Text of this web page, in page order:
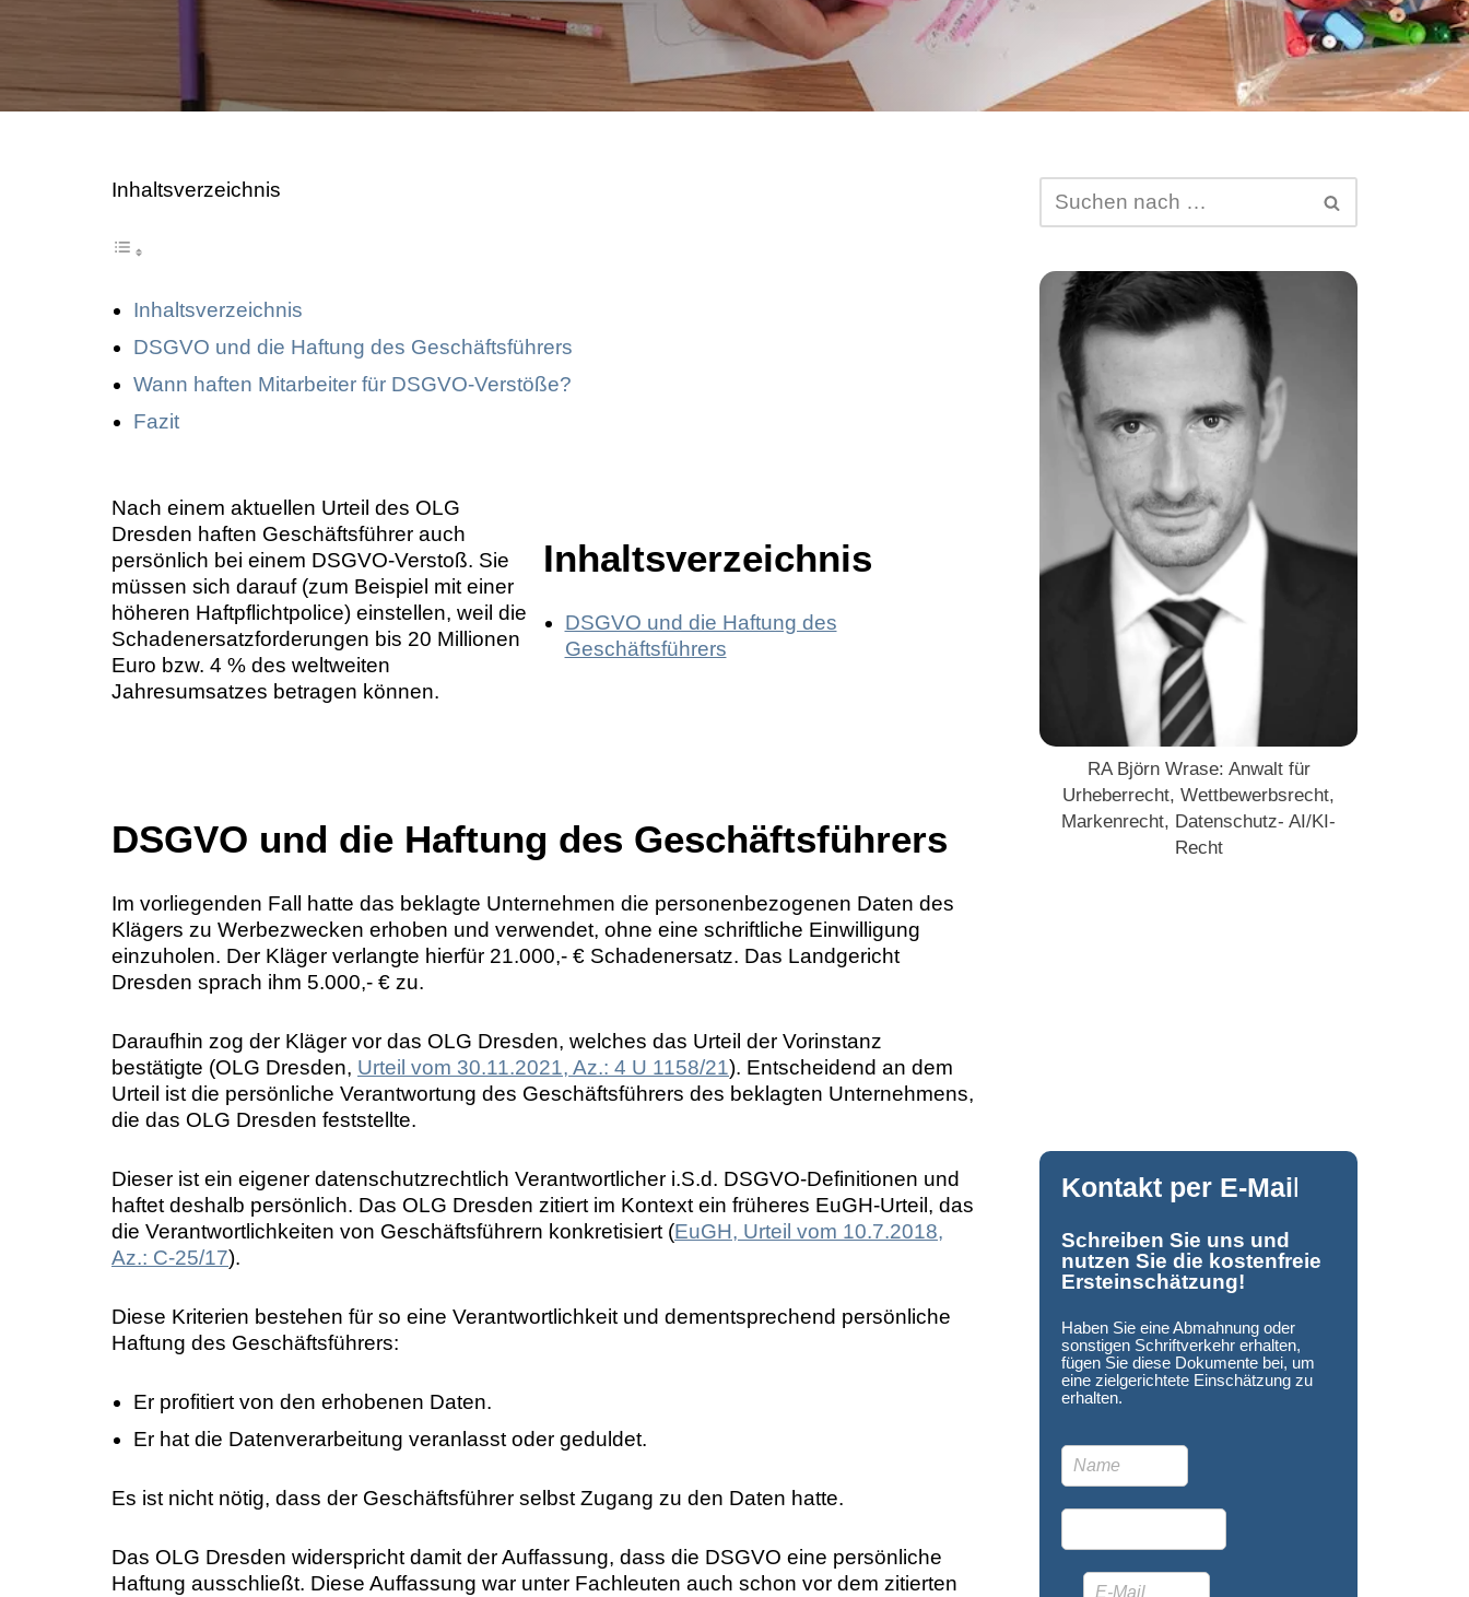
August Image LLC
CBH Rechtsanwälte
Ansprüchen
Schufa-Eintrag
Inhaltsverzeichnis
Inhaltsverzeichnis
DSGVO und die Haftung des Geschäftsführers
Wann haften Mitarbeiter für DSGVO-Verstöße?
Fazit
Nach einem aktuellen Urteil des OLG
Dresden haften Geschäftsführer auch
persönlich bei einem DSGVO-Verstoß. Sie
müssen sich darauf (zum Beispiel mit einer
höheren Haftpflichtpolice) einstellen, weil die
Schadenersatzforderungen bis 20 Millionen
Euro bzw. 4 % des weltweiten
Jahresumsatzes betragen können.
Inhaltsverzeichnis
DSGVO und die Haftung des
Geschäftsführers
DSGVO und die Haftung des Geschäftsführers
Im vorliegenden Fall hatte das beklagte Unternehmen die personenbezogenen Daten des
Klägers zu Werbezwecken erhoben und verwendet, ohne eine schriftliche Einwilligung
einzuholen. Der Kläger verlangte hierfür 21.000,- € Schadenersatz. Das Landgericht
Dresden sprach ihm 5.000,- € zu.
Daraufhin zog der Kläger vor das OLG Dresden, welches das Urteil der Vorinstanz
bestätigte (OLG Dresden, Urteil vom 30.11.2021, Az.: 4 U 1158/21). Entscheidend an dem
Urteil ist die persönliche Verantwortung des Geschäftsführers des beklagten Unternehmens,
die das OLG Dresden feststellte.
Dieser ist ein eigener datenschutzrechtlich Verantwortlicher i.S.d. DSGVO-Definitionen und
haftet deshalb persönlich. Das OLG Dresden zitiert im Kontext ein früheres EuGH-Urteil, das
die Verantwortlichkeiten von Geschäftsführern konkretisiert (EuGH, Urteil vom 10.7.2018,
Az.: C-25/17).
Diese Kriterien bestehen für so eine Verantwortlichkeit und dementsprechend persönliche
Haftung des Geschäftsführers:
Er profitiert von den erhobenen Daten.
Er hat die Datenverarbeitung veranlasst oder geduldet.
Es ist nicht nötig, dass der Geschäftsführer selbst Zugang zu den Daten hatte.
Das OLG Dresden widerspricht damit der Auffassung, dass die DSGVO eine persönliche
Haftung ausschließt. Diese Auffassung war unter Fachleuten auch schon vor dem zitierten
RA Björn Wrase: Anwalt für
Urheberrecht, Wettbewerbsrecht,
Markenrecht, Datenschutz- AI/KI-
Recht
Kontakt per E-Mail
Schreiben Sie uns und
nutzen Sie die kostenfreie
Ersteinschätzung!
Haben Sie eine Abmahnung oder
sonstigen Schriftverkehr erhalten,
fügen Sie diese Dokumente bei, um
eine zielgerichtete Einschätzung zu
erhalten.